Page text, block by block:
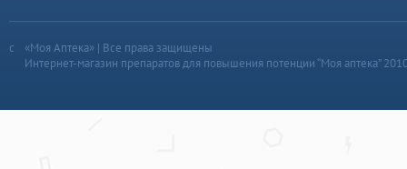
«Моя Аптека» | Все права защищены
Интернет-магазин препаратов для повышения потенции “Моя аптека”